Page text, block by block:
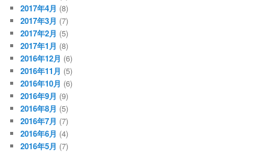
2017年4月 (8)
2017年3月 (7)
2017年2月 (5)
2017年1月 (8)
2016年12月 (6)
2016年11月 (5)
2016年10月 (6)
2016年9月 (9)
2016年8月 (5)
2016年7月 (7)
2016年6月 (4)
2016年5月 (7)